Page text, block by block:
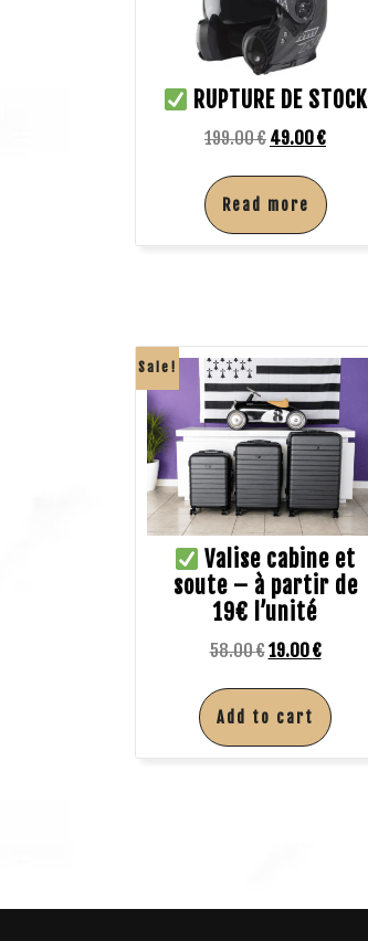
RUPTURE DE STOCK
199.00€ 49.00€
Read more
Sale!
Valise cabine et
soute – à partir de
19€ l’unité
58.00€19.00€
Add to cart